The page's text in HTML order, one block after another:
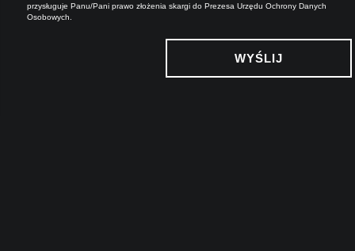
przysługuje Panu/Pani prawo złożenia skargi do Prezesa Urzędu Ochrony Danych
Osobowych.
WYŚLIJ